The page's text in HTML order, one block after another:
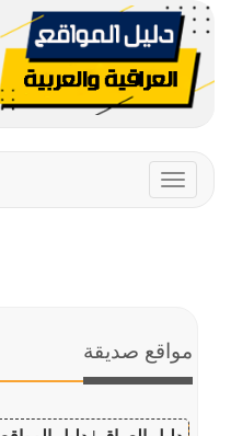
Toggle
navigation
مواقع صديقة